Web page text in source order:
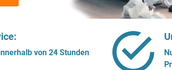
von 24 Stunden